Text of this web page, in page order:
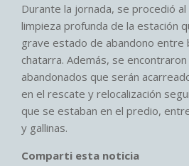
Durante la jornada, se procedió
limpieza profunda de la estación
grave estado de abandono entre
chatarra. Además, se encontraron
abandonados que serán
en el rescate y relocalización
que se estaban en el predio,
y gallinas.
Comparti esta noticia